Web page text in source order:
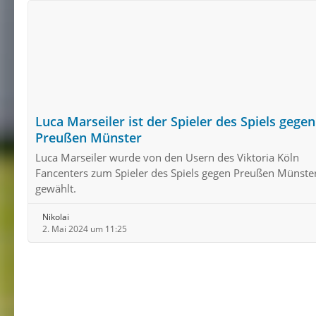
Luca Marseiler ist der Spieler des Spiels gegen
Preußen Münster
Luca Marseiler wurde von den Usern des Viktoria Köln
Fancenters zum Spieler des Spiels gegen Preußen
gewählt.
Nikolai
2. Mai 2024 um 11:25